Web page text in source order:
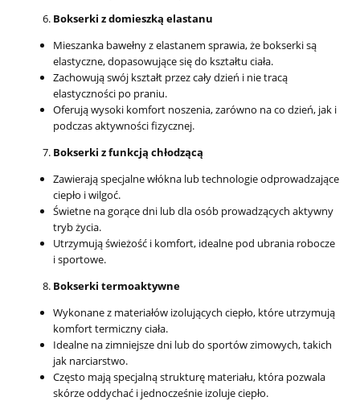
Bokserki z domieszką elastanu
Mieszanka bawełny z elastanem sprawia, że bokserki są
elastyczne, dopasowujące się do kształtu ciała.
Zachowują swój kształt przez cały dzień i nie tracą
elastyczności po praniu.
Oferują wysoki komfort noszenia, zarówno na co dzień, jak i
podczas aktywności fizycznej.
Bokserki z funkcją chłodzącą
Zawierają specjalne włókna lub technologie odprowadzające
ciepło i wilgoć.
Świetne na gorące dni lub dla osób prowadzących aktywny
tryb życia.
Utrzymują świeżość i komfort, idealne pod ubrania robocze
i sportowe.
Bokserki termoaktywne
Wykonane z materiałów izolujących ciepło, które utrzymują
komfort termiczny ciała.
Idealne na zimniejsze dni lub do sportów zimowych, takich
jak narciarstwo.
Często mają specjalną strukturę materiału, która pozwala
skórze oddychać i jednocześnie izoluje ciepło.